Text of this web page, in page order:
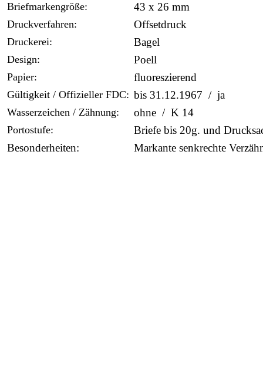
Briefmarkengröße: 43 x 26 mm
Druckverfahren: Offsetdruck
Druckerei: Bagel
Design: Poell
Papier: fluoreszierend
Gültigkeit / Offizieller FDC: bis 31.12.1967 / ja
Wasserzeichen / Zähnung: ohne / K 14
Portostufe:
Briefe bis 20g. und
Besonderheiten:
Markante senkrechte